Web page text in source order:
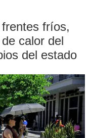
fríos,
calor del
del estado